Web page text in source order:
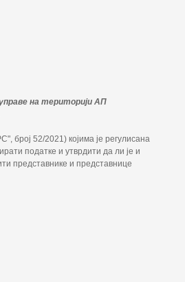
на територији АП
број 52/2021) којима је регулисана
податке и утврдити да ли је и
представнике и представнице